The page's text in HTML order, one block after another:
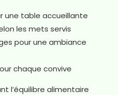
une table accueillante
les mets servis
pour une ambiance
chaque convive
l’équilibre alimentaire